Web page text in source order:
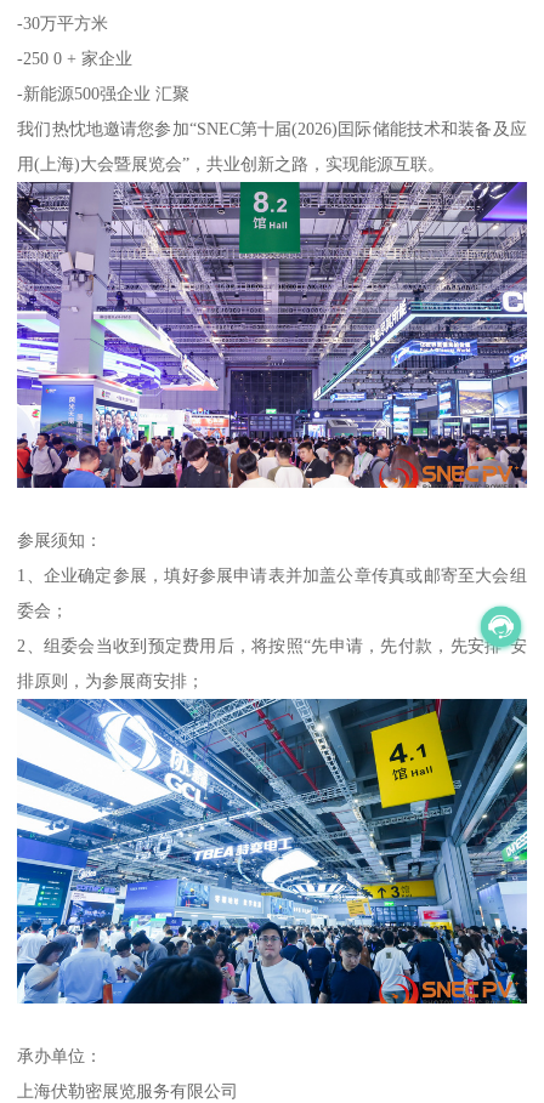
-30万平方米
-250 0 + 家企业
-新能源500强企业 汇聚
我们热忱地邀请您参加“SNEC第十届(2026)囯际储能技术和装备及应
用(上海)大会暨展览会”，共业创新之路，实现能源互联。
参展须知：
1、企业确定参展，填好参展申请表并加盖公章传真或邮寄至大会组
委会；
2、组委会当收到预定费用后，将按照“先申请，先付款，先安排”安
排原则，为参展商安排；
承办单位：
上海伏勒密展览服务有限公司